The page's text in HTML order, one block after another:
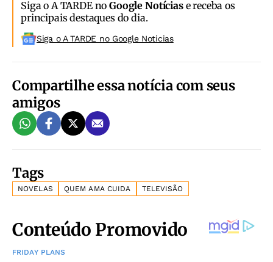
Siga o A TARDE noGoogle Notíciase receba os
principais destaques do dia.
Siga o A TARDE no Google Noticias
Compartilhe essa notícia com seus
amigos
Tags
NOVELAS QUEM AMA CUIDA TELEVISÃO